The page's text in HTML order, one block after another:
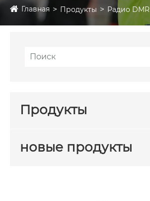
Главная Продукты Радио DMR
Продукты
новые продукты